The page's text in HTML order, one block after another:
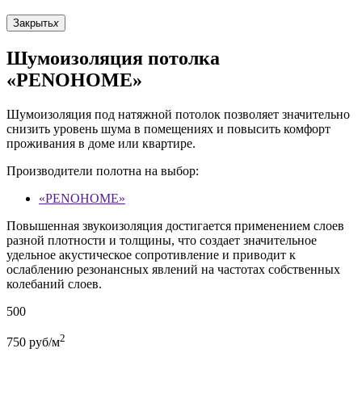
Закрытьx
Шумоизоляция потолка
«PENOHOME»
Шумоизоляция под натяжной потолок позволяет значительно
снизить уровень шума в помещениях и повысить комфорт
проживания в доме или квартире.
Производители полотна на выбор:
«PENOHOME»
Повышенная звукоизоляция достигается применением слоев
разной плотности и толщины, что создает значительное
удельное акустическое сопротивление и приводит к
ослаблению резонансных явлений на частотах собственных
колебаний слоев.
500
750 руб/м2